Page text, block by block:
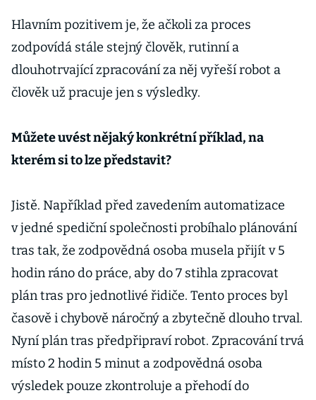
Hlavním pozitivem je, že ačkoli za proces
zodpovídá stále stejný člověk, rutinní a
dlouhotrvající zpracování za něj vyřeší robot a
člověk už pracuje jen s výsledky.
Můžete uvést nějaký konkrétní příklad, na
kterém si to lze představit?
Jistě. Například před zavedením automatizace
v jedné spediční společnosti probíhalo plánování
tras tak, že zodpovědná osoba musela přijít v 5
hodin ráno do práce, aby do 7 stihla zpracovat
plán tras pro jednotlivé řidiče. Tento proces byl
časově i chybově náročný a zbytečně dlouho trval.
Nyní plán tras předpřipraví robot. Zpracování trvá
místo 2 hodin 5 minut a zodpovědná osoba
výsledek pouze zkontroluje a přehodí do